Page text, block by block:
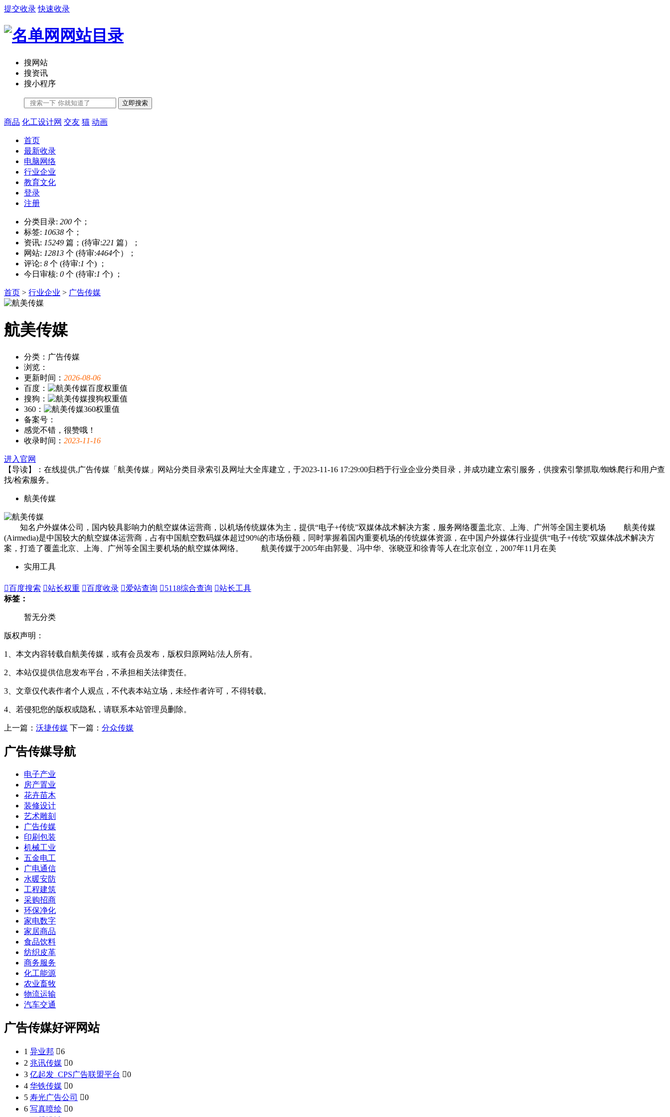
提交收录 快速收录
搜网站
搜资讯
搜小程序
立即搜索
商品 化工设计网 交友 猫 动画
首页
最新收录
电脑网络
行业企业
教育文化
登录
注册
分类目录: 200 个；
标签: 10638 个；
资讯: 15249 篇；(待审:221 篇）；
网站: 12813 个 (待审:4464个）；
评论: 8 个 (待审:1 个) ；
今日审核: 0 个 (待审:1 个) ；
首页 > 行业企业 > 广告传媒
航美传媒
分类：广告传媒
浏览：
更新时间： 2026-08-06
百度：
搜狗：
360：
备案号：
感觉不错，很赞哦！
收录时间： 2023-11-16
进入官网
【导读】：在线提供,广告传媒「航美传媒」网站分类目录索引及网址大全库建立，于2023-11-16 17:29:00归档于行业企业分类目录，并成功建立索引服务，供搜索引擎抓取/蜘蛛爬行和用户查
找/检索服务。
航美传媒
知名户外媒体公司，国内较具影响力的航空媒体运营商，以机场传统媒体为主，提供“电子+传统”双媒体战术解决方案，服务网络覆盖北京、上海、广州等全国主要机场 航美传媒
(Airmedia)是中国较大的航空媒体运营商，占有中国航空数码媒体超过90%的市场份额，同时掌握着国内重要机场的传统媒体资源，在中国户外媒体行业提供“电子+传统”双媒体战术解决方
案，打造了覆盖北京、上海、广州等全国主要机场的航空媒体网络。 航美传媒于2005年由郭曼、冯中华、张晓亚和徐青等人在北京创立，2007年11月在美
实用工具
百度搜索 站长权重 百度收录 爱站查询 5118综合查询 站长工具
标签：
暂无分类
版权声明：
1、本文内容转载自航美传媒，或有会员发布，版权归原网站/法人所有。
2、本站仅提供信息发布平台，不承担相关法律责任。
3、文章仅代表作者个人观点，不代表本站立场，未经作者许可，不得转载。
4、若侵犯您的版权或隐私，请联系本站管理员删除。
上一篇： 沃捷传媒 下一篇： 分众传媒
广告传媒导航
电子产业
房产置业
花卉苗木
装修设计
艺术雕刻
广告传媒
印刷包装
机械工业
五金电工
广电通信
水暖安防
工程建筑
采购招商
环保净化
家电数字
家居商品
食品饮料
纺织皮革
商务服务
化工能源
农业畜牧
物流运输
汽车交通
广告传媒好评网站
1 异业邦 6
2 兆讯传媒 0
3 亿起发_CPS广告联盟平台 0
4 华铁传媒 0
5 寿光广告公司 0
6 写真喷绘 0